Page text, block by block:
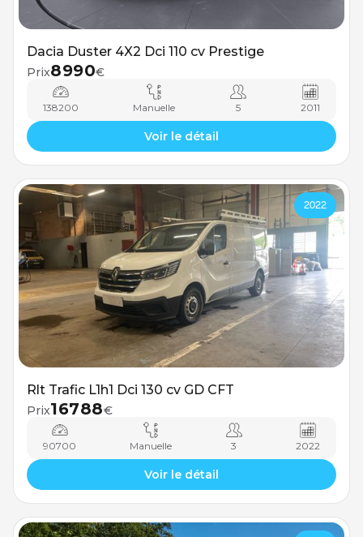
Dacia Duster 4X2 Dci 110 cv Prestige
Prix8990€
138200 Manuelle 5 2011
Voir le détail
2022
Rlt Trafic L1h1 Dci 130 cv GD CFT
Prix16788€
90700 Manuelle 3 2022
Voir le détail